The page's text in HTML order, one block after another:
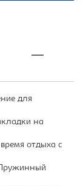
для
на
отдыха с